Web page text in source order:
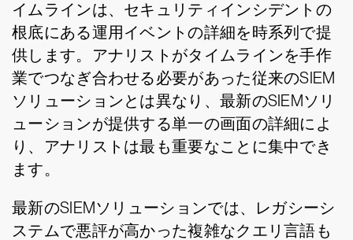
イムラインは、セキュリティインシデントの
根底にある運用イベントの詳細を時系列で提
供します。アナリストがタイムラインを手作
業でつなぎ合わせる必要があった従来のSIEM
ソリューションとは異なり、最新のSIEMソリ
ューションが提供する単一の画面の詳細によ
り、アナリストは最も重要なことに集中でき
ます。
最新のSIEMソリューションでは、レガシーシ
ステムで悪評が高かった複雑なクエリ言語も